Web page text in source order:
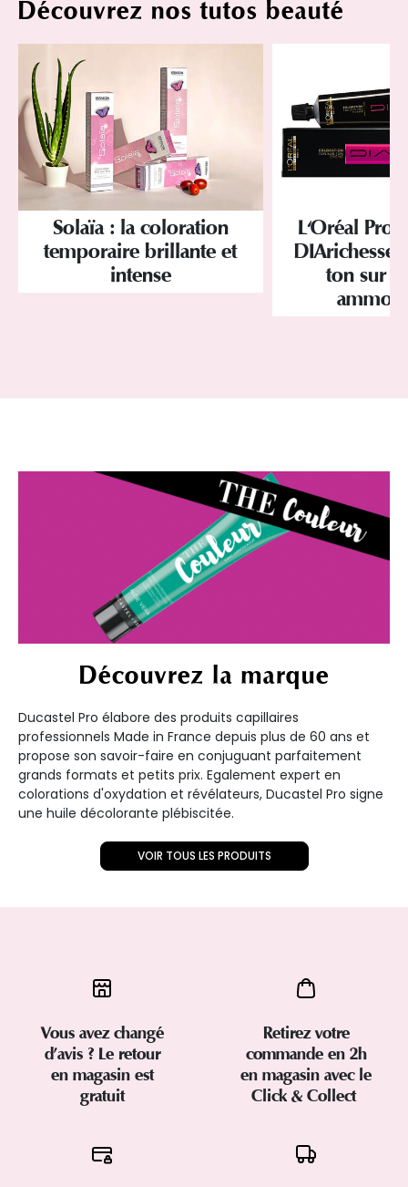
Découvrez nos tutos beauté
Solaïa : la coloration
temporaire brillante et
intense
L'Oréal
ton sur
Découvrez la marque
Ducastel Pro élabore des produits capillaires
professionnels Made in France depuis plus de 60 ans et
propose son savoir-faire en conjuguant parfaitement
grands formats et petits prix. Egalement expert en
colorations d'oxydation et révélateurs, Ducastel Pro signe
une huile décolorante plébiscitée.
VOIR TOUS LES PRODUITS
Vous avez changé
d’avis ? Le retour
en magasin est
gratuit
Retirez votre
commande en 2h
en magasin avec le
Click & Collect